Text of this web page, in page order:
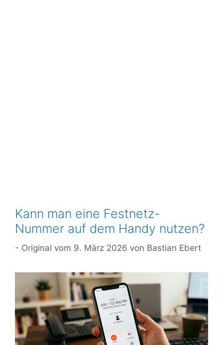
Kann man eine Festnetz-
Nummer auf dem Handy nutzen?
9. März 2026 von Bastian Ebert